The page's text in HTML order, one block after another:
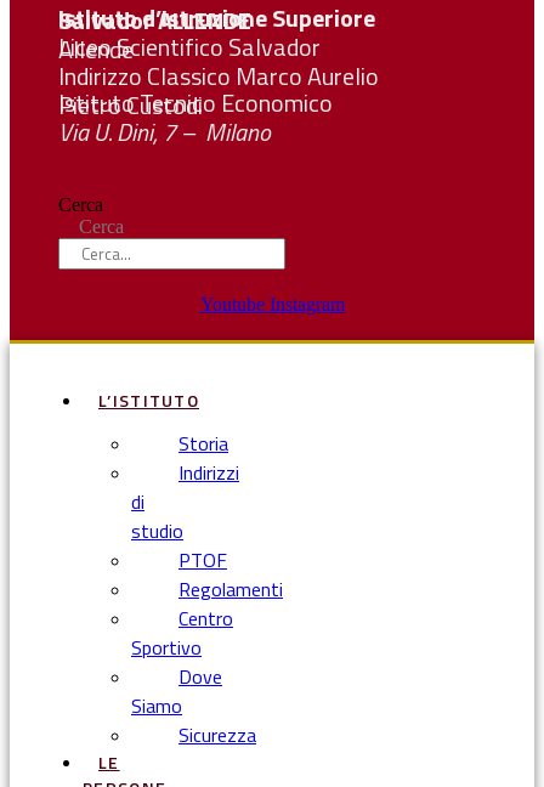
Istituto d’Istruzione Superiore SalvadorALLENDE
Liceo Scientifico Salvador Allende
Indirizzo Classico Marco Aurelio
Istituto Tecnico Economico Pietro Custodi
Via U. Dini, 7 – Milano
Cerca
Cerca
Youtube Instagram
L’ISTITUTO
Storia
Indirizzi
di
studio
PTOF
Regolamenti
Centro
Sportivo
Dove
Siamo
Sicurezza
LE